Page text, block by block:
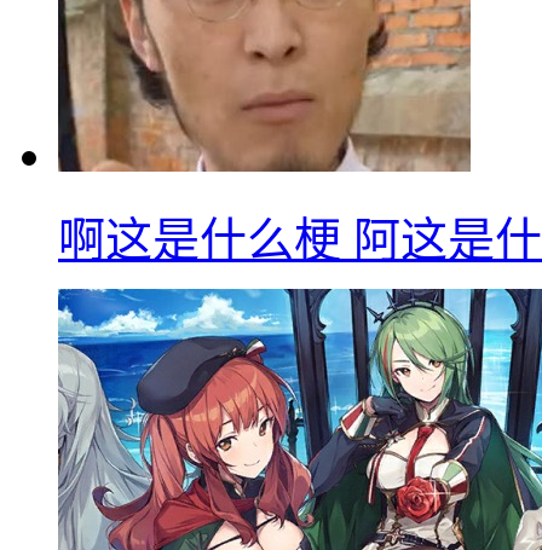
啊这是什么梗 阿这是